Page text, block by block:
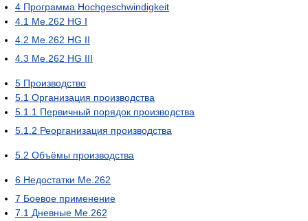
4 Программа Hochgeschwindigkeit
4.1 Me.262 HG I
4.2 Me.262 HG II
4.3 Me.262 HG III
5 Производство
5.1 Организация производства
5.1.1 Первичный порядок производства
5.1.2 Реорганизация производства
5.2 Объёмы производства
6 Недостатки Me.262
7 Боевое применение
7.1 Дневные Me.262